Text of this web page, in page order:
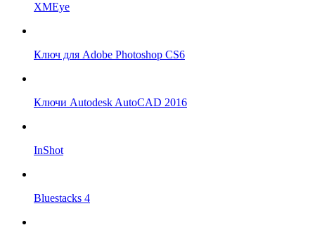
XMEye
Ключ для Adobe Photoshop CS6
Ключи Autodesk AutoCAD 2016
InShot
Bluestacks 4